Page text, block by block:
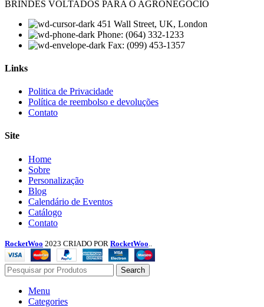
BRINDES VOLTADOS PARA O AGRONEGÓCIO
451 Wall Street, UK, London
Phone: (064) 332-1233
Fax: (099) 453-1357
Links
Menu
Politica de Privacidade
Política de reembolso e devoluções
Contato
Site
Menu
Home
Sobre
Personalização
Blog
Calendário de Eventos
Catálogo
Contato
RocketWoo 2023 CRIADO POR RocketWoo
Search
Menu
Categories